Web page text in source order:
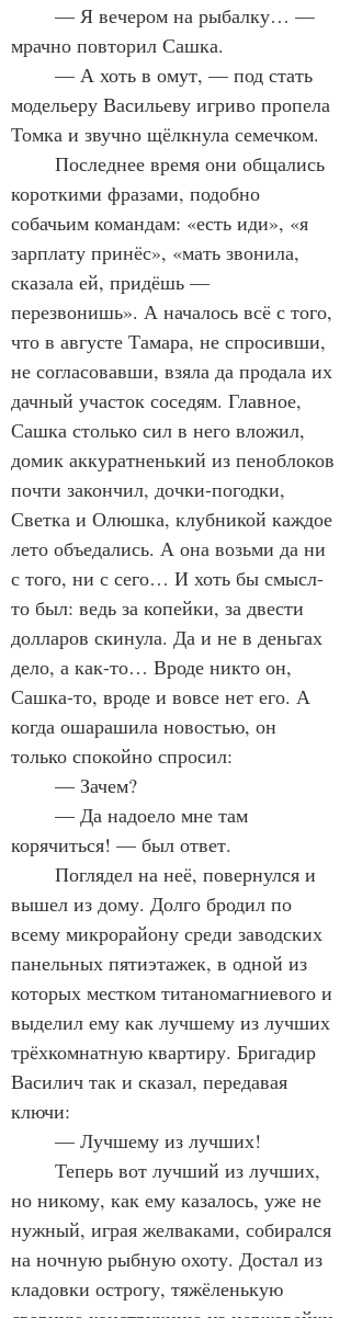
мрачно повторил Сашка.
модельеру Васильеву игриво пропела
Томка и звучно щёлкнула семечком.
короткими фразами, подобно
собачьим командам: «есть иди», «я
зарплату принёс», «мать звонила,
сказала ей, придёшь —
перезвонишь». А началось всё с того,
что в августе Тамара, не спросивши,
не согласовавши, взяла да продала их
дачный участок соседям. Главное,
Сашка столько сил в него вложил,
домик аккуратненький из пеноблоков
почти закончил, дочки-погодки,
Светка и Олюшка, клубникой каждое
лето объедались. А она возьми да ни
с того, ни с сего… И хоть бы смысл-
то был: ведь за копейки, за двести
долларов скинула. Да и не в деньгах
дело, а как-то… Вроде никто он,
Сашка-то, вроде и вовсе нет его. А
когда ошарашила новостью, он
только спокойно спросил:
	— Зачем?
корячиться! — был ответ.
вышел из дому. Долго бродил по
всему микрорайону среди заводских
панельных пятиэтажек, в одной из
которых местком титаномагниевого и
выделил ему как лучшему из лучших
трёхкомнатную квартиру. Бригадир
Василич так и сказал, передавая
ключи:
	— Лучшему из лучших!
но никому, как ему казалось, уже не
нужный, играя желваками, собирался
на ночную рыбную охоту. Достал из
кладовки острогу, тяжёленькую